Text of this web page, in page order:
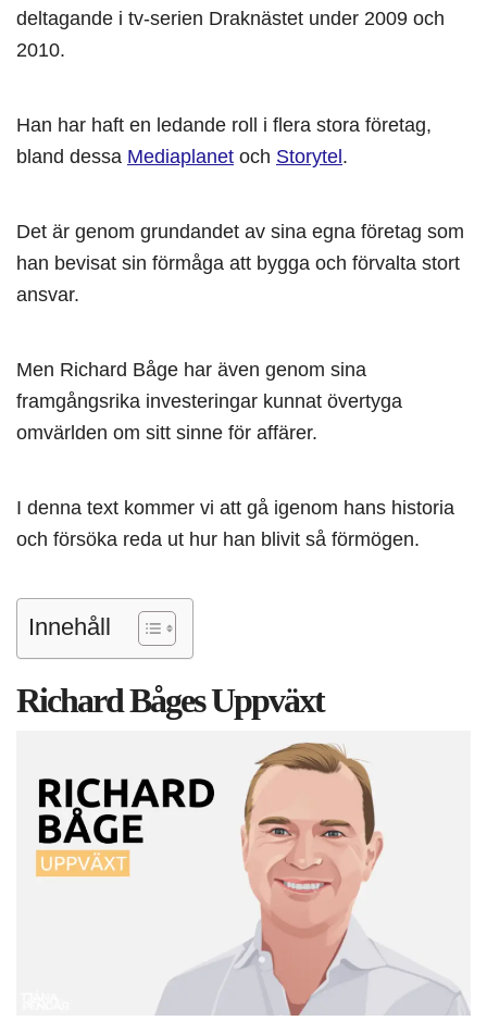
deltagande i tv-serien Draknästet under 2009 och
2010.
Han har haft en ledande roll i flera stora företag,
bland dessa Mediaplanet och Storytel.
Det är genom grundandet av sina egna företag som
han bevisat sin förmåga att bygga och förvalta stort
ansvar.
Men Richard Båge har även genom sina
framgångsrika investeringar kunnat övertyga
omvärlden om sitt sinne för affärer.
I denna text kommer vi att gå igenom hans historia
och försöka reda ut hur han blivit så förmögen.
Innehåll
Richard Båges Uppväxt